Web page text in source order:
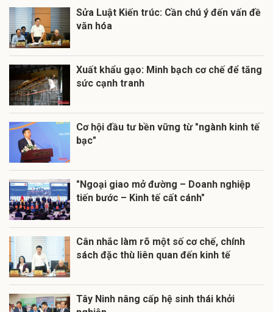
Sửa Luật Kiến trúc: Cần chú ý đến vấn đề
văn hóa
Xuất khẩu gạo: Minh bạch cơ chế để tăng
sức cạnh tranh
Cơ hội đầu tư bền vững từ "ngành kinh tế
bạc"
"Ngoại giao mở đường – Doanh nghiệp
tiến bước – Kinh tế cất cánh"
Cân nhắc làm rõ một số cơ chế, chính
sách đặc thù liên quan đến kinh tế
Tây Ninh nâng cấp hệ sinh thái khởi